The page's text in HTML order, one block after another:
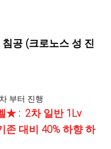
공 (크로노스 성 진
부터 진행
★ : 2차 일반 1Lv
대비 40% 하향 하